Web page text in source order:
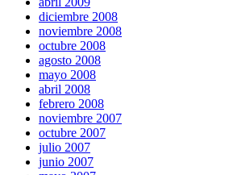
diciembre 2008
noviembre 2008
octubre 2008
agosto 2008
mayo 2008
abril 2008
febrero 2008
noviembre 2007
octubre 2007
julio 2007
junio 2007